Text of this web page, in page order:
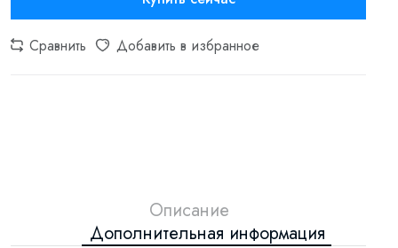
Сравнить Добавить в избранное
Описание
Дополнительная информация